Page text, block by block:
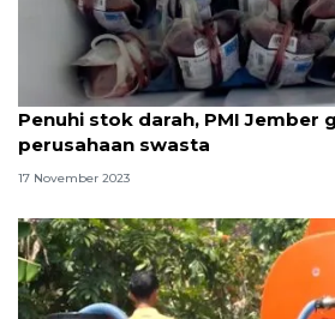
Penuhi stok darah, PMI Jember
perusahaan swasta
17 November 2023